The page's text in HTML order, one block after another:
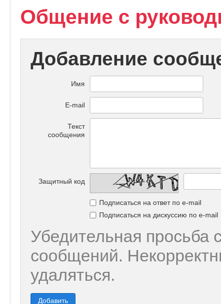
Общение с
Добавление
Имя
E-mail
Текст
сообщения
Защитный код
Подписаться на ответ по e-mail
Подписаться на дискуссию по e-mail
Убедительная просьба
сообщений.
удаляться.
Добавить